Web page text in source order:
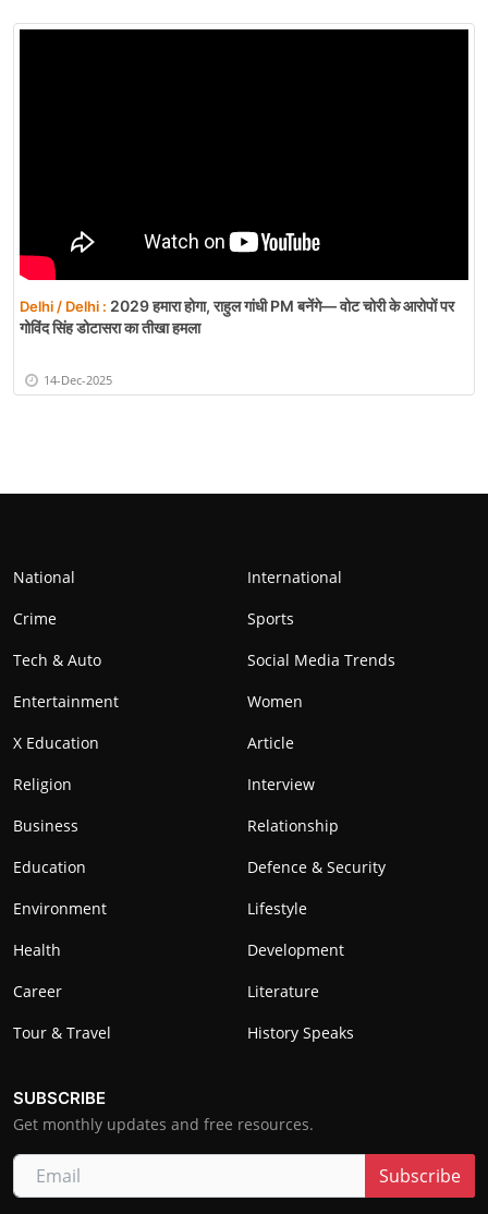
Delhi / Delhi : 2029 हमारा होगा, राहुल गांधी PM बनेंगे— वोट चोरी के आरोपों पर
गोविंद सिंह डोटासरा का तीखा हमला
14-Dec-2025
National
International
Crime
Sports
Tech & Auto
Social Media Trends
Entertainment
Women
X Education
Article
Religion
Interview
Business
Relationship
Education
Defence & Security
Environment
Lifestyle
Health
Development
Career
Literature
Tour & Travel
History Speaks
SUBSCRIBE
Get monthly updates and free resources.
Subscribe